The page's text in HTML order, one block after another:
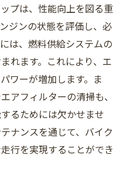
プは、性能向上を図る重
ジンの状態を評価し、必
は、燃料供給システムの
れます。これにより、エ
ワーが増加します。ま
アフィルターの清掃も、
るためには欠かせませ
ナンスを通じて、バイク
行を実現することができ